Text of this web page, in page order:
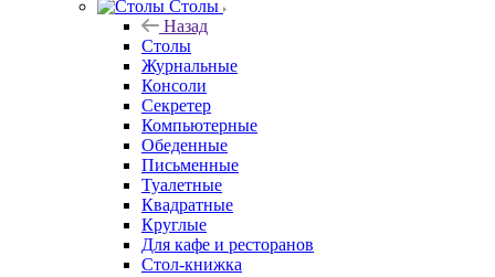
Столы
Назад
Столы
Журнальные
Консоли
Секретер
Компьютерные
Обеденные
Письменные
Туалетные
Квадратные
Круглые
Для кафе и ресторанов
Стол-книжка